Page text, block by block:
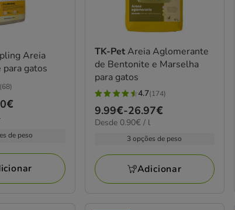
Areia
gatos
(68)
de peso
TK-PetAreia Aglomerante
de Bentonite e Marselha
para gatos
4.7
estrelas
com
avaliações
4.7(174)
Preço
de
26.97€
9.99€-26.97€
0.90€
Desde 0.90€ / l
3 opções de peso
Adicionar